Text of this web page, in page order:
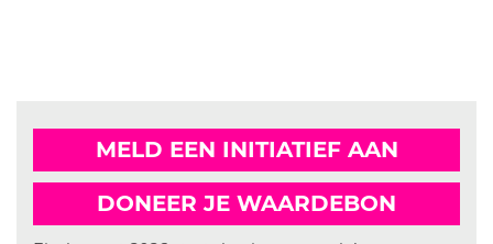
MELD EEN INITIATIEF AAN
DONEER JE WAARDEBON